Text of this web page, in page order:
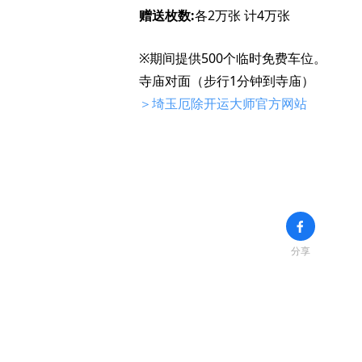
赠送枚数:各2万张 计4万张
※期间提供500个临时免费车位。
寺庙对面（步行1分钟到寺庙）
＞埼玉厄除开运大师官方网站
分享